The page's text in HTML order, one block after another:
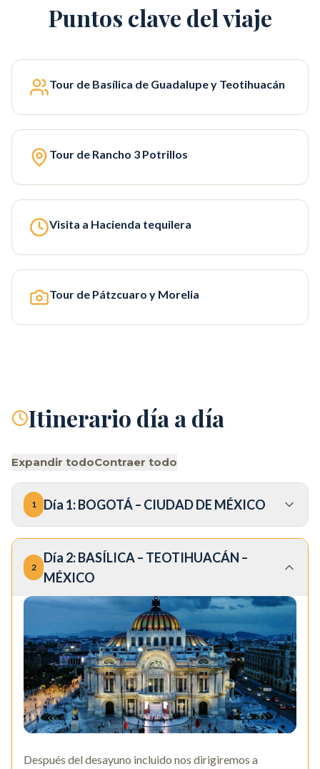
Puntos clave del viaje
Tour de Basílica de Guadalupe y Teotihuacán
Tour de Rancho 3 Potrillos
Visita a Hacienda tequilera
Tour de Pátzcuaro y Morelia
Itinerario día a día
Expandir todoContraer todo
1 Día 1:BOGOTÁ – CIUDAD DE MÉXICO
2
Día 2:BASÍLICA – TEOTIHUACÁN –
MÉXICO
Después del desayuno incluido nos dirigiremos a